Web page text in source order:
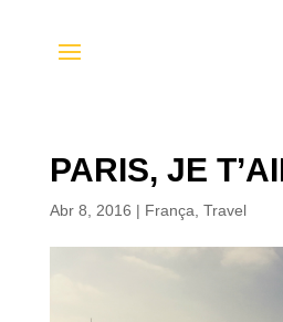
PARIS, JE
Abr 8, 2016 | França Travel